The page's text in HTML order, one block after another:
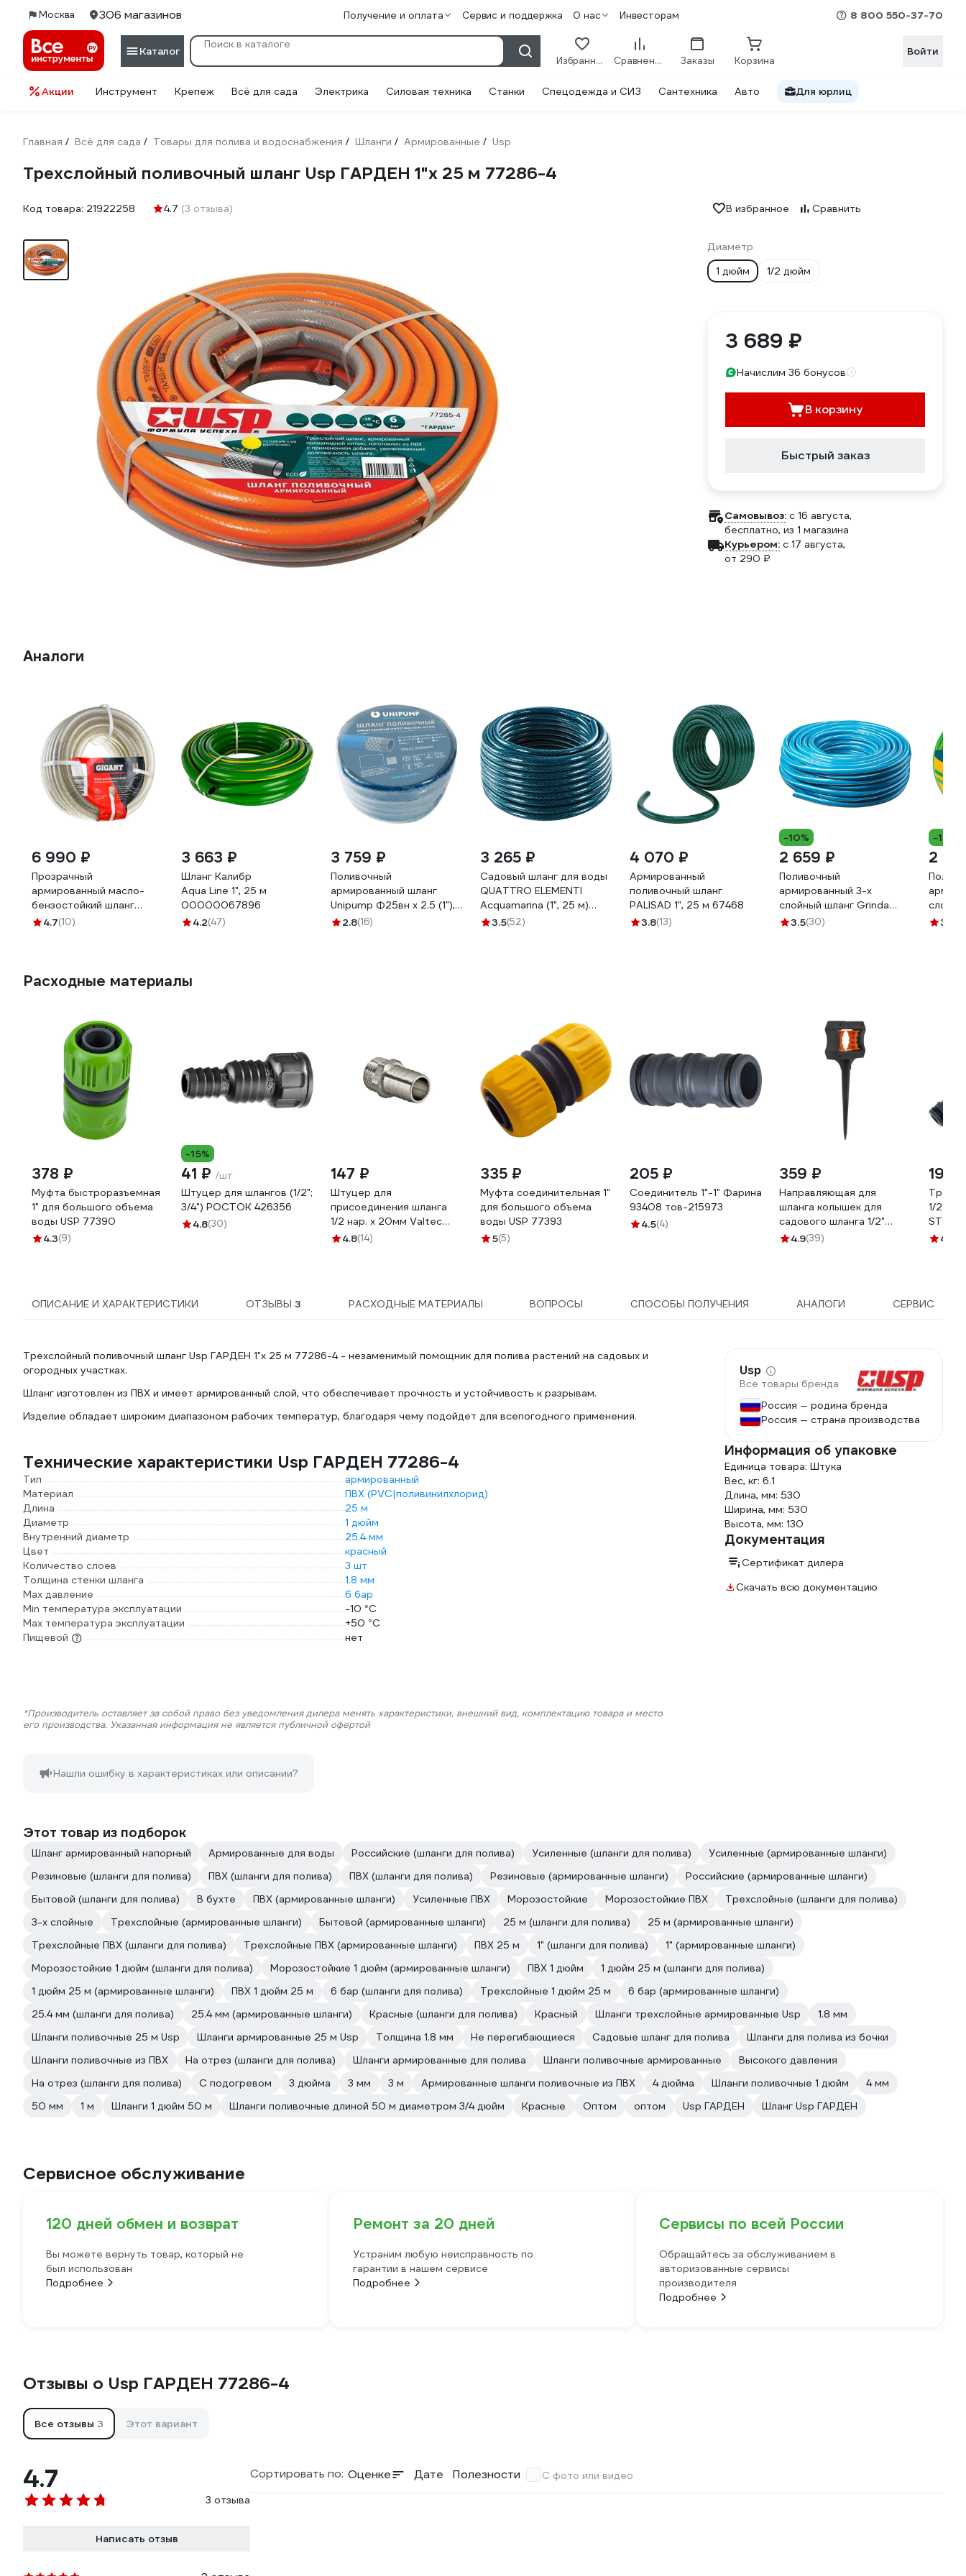
Москва 306 магазинов Получение и оплата Сервис и поддержка О нас Инвесторам 8 800 550-37-70
Каталог
Избранное Сравнение Заказы Корзина
Войти
Акции Инструмент Крепеж Всё для сада Электрика Силовая техника Станки Спецодежда и СИЗ Сантехника Авто Для юрлиц
Главная / Всё для сада / Товары для полива и водоснабжения / Шланги / Армированные / Usp
Трехслойный поливочный шланг Usp ГАРДЕН 1"х 25 м 77286-4
Код товара: 21922258 4.7 (3 отзыва) В избранное Сравнить
Диаметр
1 дюйм
1/2 дюйм
3 689 ₽
Начислим 36 бонусов
В корзину
Быстрый заказ
Самовывоз: c 16 августа,
бесплатно, из 1 магазина
Курьером: c 17 августа,
от 290 ₽
Аналоги
6 990 ₽
Прозрачный
армированный масло-
бензостойкий шланг
Gigant 1", 25 м, 3 слоя
4.7(10)
3 663 ₽
Шланг Калибр
Aqua Line 1", 25 м
00000067896
4.2(47)
3 759 ₽
Поливочный
армированный шланг
Unipump Ф25вн х 2.5 (1"),
25м 22964
2.8(16)
3 265 ₽
Садовый шланг для воды
QUATTRO ELEMENTI
Acquamarina (1", 25 м)
246-838
3.5(52)
4 070 ₽
Армированный
поливочный шланг
PALISAD 1", 25 м 67468
3.8(13)
-10%
2 659 ₽
Поливочный
армированный 3-х
слойный шланг Grinda
CLASSIC 15 атм, 1"х25м 8-
3.5(30)
-11%
2
шланг
3.5
Расходные материалы
378 ₽
Муфта быстроразъемная
1" для большого объема
воды USP 77390
4.3(9)
-15%
41 ₽ /шт
Штуцер для шлангов (1/2";
3/4") РОСТОК 426356
4.8(30)
147 ₽
Штуцер для
присоединения шланга
1/2 нар. х 20мм Valtec
VTr.650.N.0420
4.8(14)
335 ₽
Муфта соединительная 1"
для большого объема
воды USP 77393
5(5)
205 ₽
Соединитель 1"-1" Фарина
93408 тов-215973
4.5(4)
359 ₽
Направляющая для
шланга колышек для
садового шланга 1/2"
MasterProf ДС.070921
4.9(39)
191 ₽
1/2" и
4.2
ОПИСАНИЕ И ХАРАКТЕРИСТИКИ ОТЗЫВЫ 3 РАСХОДНЫЕ МАТЕРИАЛЫ ВОПРОСЫ СПОСОБЫ ПОЛУЧЕНИЯ АНАЛОГИ СЕРВИС
Трехслойный поливочный шланг Usp ГАРДЕН 1"х 25 м 77286-4 - незаменимый помощник для полива растений на садовых и
огородных участках.
Шланг изготовлен из ПВХ и имеет армированный слой, что обеспечивает прочность и устойчивость к разрывам.
Изделие обладает широким диапазоном рабочих температур, благодаря чему подойдет для всепогодного применения.
Технические характеристики Usp ГАРДЕН 77286-4
Тип
армированный
Материал
ПВХ (PVC|поливинилхлорид)
Длина
25 м
Диаметр
1 дюйм
Внутренний диаметр
25.4 мм
Цвет
красный
Количество слоев
3 шт
Толщина стенки шланга
1.8 мм
Max давление
6 бар
Min температура эксплуатации
-10 °С
Мах температура эксплуатации
+50 °С
Пищевой
нет
*Производитель оставляет за собой право без уведомления дилера менять характеристики, внешний вид, комплектацию товара и место
его производства. Указанная информация не является публичной офертой
Нашли ошибку в характеристиках или описании?
Usp
Все товары бренда
Россия — родина бренда
Россия — страна производства
Информация об упаковке
Единица товара: Штука
Вес, кг: 6.1
Длина, мм: 530
Ширина, мм: 530
Высота, мм: 130
Документация
Сертификат дилера
Скачать всю документацию
Этот товар из подборок
Шланг армированный напорный Армированные для воды Российские (шланги для полива) Усиленные (шланги для полива)
Усиленные (армированные шланги)
Резиновые (шланги для полива)
ПВХ (шланги для полива) ПВХ (шланги для полива) Резиновые (армированные шланги)
Российские (армированные шланги)
Бытовой (шланги для полива)
В бухте ПВХ (армированные шланги) Усиленные ПВХ Морозостойкие Морозостойкие ПВХ
Трехслойные (шланги для полива)
3-х слойные
Трехслойные (армированные шланги) Бытовой (армированные шланги) 25 м (шланги для полива)
25 м (армированные шланги)
Трехслойные ПВХ (шланги для полива)
Трехслойные ПВХ (армированные шланги) ПВХ 25 м 1" (шланги для полива)
1" (армированные шланги)
Морозостойкие 1 дюйм (шланги для полива)
Морозостойкие 1 дюйм (армированные шланги) ПВХ 1 дюйм
1 дюйм 25 м (шланги для полива)
1 дюйм 25 м (армированные шланги)
ПВХ 1 дюйм 25 м 6 бар (шланги для полива) Трехслойные 1 дюйм 25 м
6 бар (армированные шланги)
25.4 мм (шланги для полива)
25.4 мм (армированные шланги) Красные (шланги для полива) Красный Шланги трехслойные армированные Usp
1.8 мм
Шланги поливочные 25 м Usp
Шланги армированные 25 м Usp Толщина 1.8 мм Не перегибающиеся Садовые шланг для полива
Шланги для полива из бочки
Шланги поливочные из ПВХ
На отрез (шланги для полива) Шланги армированные для полива Шланги поливочные армированные
Высокого давления
На отрез (шланги для полива)
С подогревом 3 дюйма 3 мм 3 м Армированные шланги поливочные из ПВХ 4 дюйма Шланги поливочные 1 дюйм
4 мм
50 мм
1 м Шланги 1 дюйм 50 м Шланги поливочные длиной 50 м диаметром 3/4 дюйм Красные Оптом оптом Usp ГАРДЕН Шланг Usp ГАРДЕН
Сервисное обслуживание
120 дней обмен и возврат
Вы можете вернуть товар, который не
был использован
Подробнее
Ремонт за 20 дней
Устраним любую неисправность по
гарантии в нашем сервисе
Подробнее
Сервисы по всей России
Обращайтесь за обслуживанием в
авторизованные сервисы
производителя
Подробнее
Отзывы о Usp ГАРДЕН 77286-4
Все отзывы 3 Этот вариант
4.7
3 отзыва
Написать отзыв
Сортировать по: Оценке Дате Полезности С фото или видео